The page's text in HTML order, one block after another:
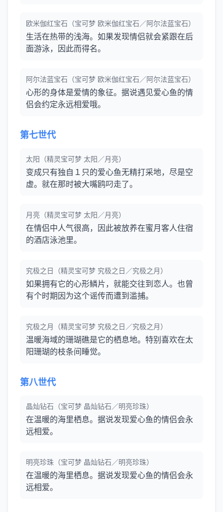
欧米伽红宝石（宝可梦 欧米伽红宝石／阿尔法蓝宝石）
生活在热带的浅海。如果发现情侣就会紧跟在后
面游泳，因此而得名。
阿尔法蓝宝石（宝可梦 欧米伽红宝石／阿尔法蓝宝石）
心形的身体是爱情的象征。据说遇见爱心鱼的情
侣会约定永远相爱哦。
第七世代
太阳（精灵宝可梦 太阳／月亮）
变成只有独自１只的爱心鱼无精打采地，尽是空
虚。就在那时被大嘴鸥叼走了。
月亮（精灵宝可梦 太阳／月亮）
在情侣中人气很高，因此被放养在蜜月客人住宿
的酒店泳池里。
究极之日（精灵宝可梦 究极之日／究极之月）
如果拥有它的心形鳞片，就能交往到恋人。也曾
有个时期因为这个谣传而遭到滥捕。
究极之月（精灵宝可梦 究极之日／究极之月）
温暖海域的珊瑚礁是它的栖息地。特别喜欢在太
阳珊瑚的枝条间睡觉。
第八世代
晶灿钻石（宝可梦 晶灿钻石／明亮珍珠）
在温暖的海里栖息。据说发现爱心鱼的情侣会永
远相爱。
明亮珍珠（宝可梦 晶灿钻石／明亮珍珠）
在温暖的海里栖息。据说发现爱心鱼的情侣会永
远相爱。